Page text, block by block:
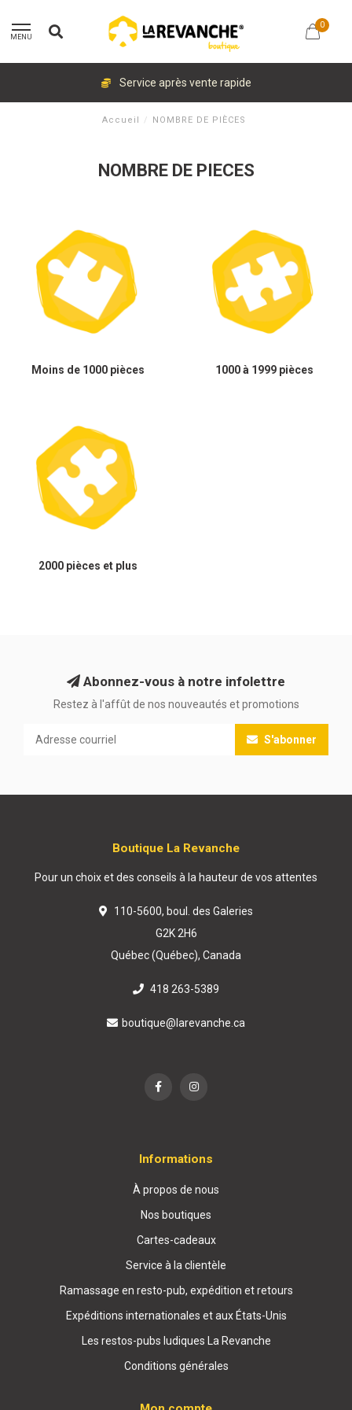
MENU
0
Service après vente rapide
Accueil / NOMBRE DE PIÈCES
NOMBRE DE PIECES
Moins de 1000 pièces 1000 à 1999 pièces
2000 pièces et plus
Abonnez-vous à notre infolettre
Restez à l'affût de nos nouveautés et promotions
S'abonner
Boutique La Revanche
Pour un choix et des conseils à la hauteur de vos attentes
110-5600, boul. des Galeries
G2K 2H6
Québec (Québec), Canada
418 263-5389
boutique@larevanche.ca
Informations
À propos de nous
Nos boutiques
Cartes-cadeaux
Service à la clientèle
Ramassage en resto-pub, expédition et retours
Expéditions internationales et aux États-Unis
Les restos-pubs ludiques La Revanche
Conditions générales